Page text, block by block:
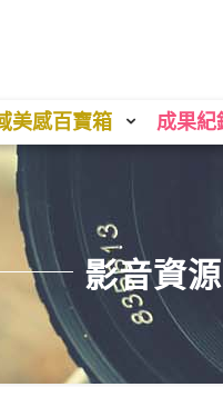
美感百寶箱 成果紀
影音資源